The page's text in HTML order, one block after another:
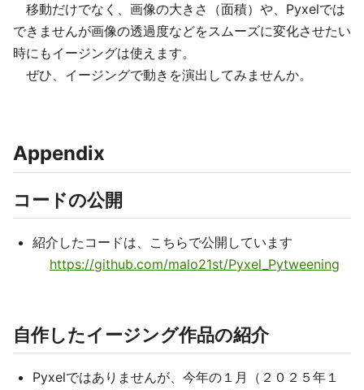
移動だけでなく、画像の大きさ（面積）や、Pyxelでは
できませんが画像の透過度などをスムーズに変化させたい
時にもイージングは使えます。
ぜひ、イージングで動きを演出してみませんか。
Appendix
コードの公開
紹介したコードは、こちらで公開しています
https://github.com/malo21st/Pyxel_Pytweening
自作したイージング作品の紹介
Pyxelではありませんが、今年の１月（２０２５年１